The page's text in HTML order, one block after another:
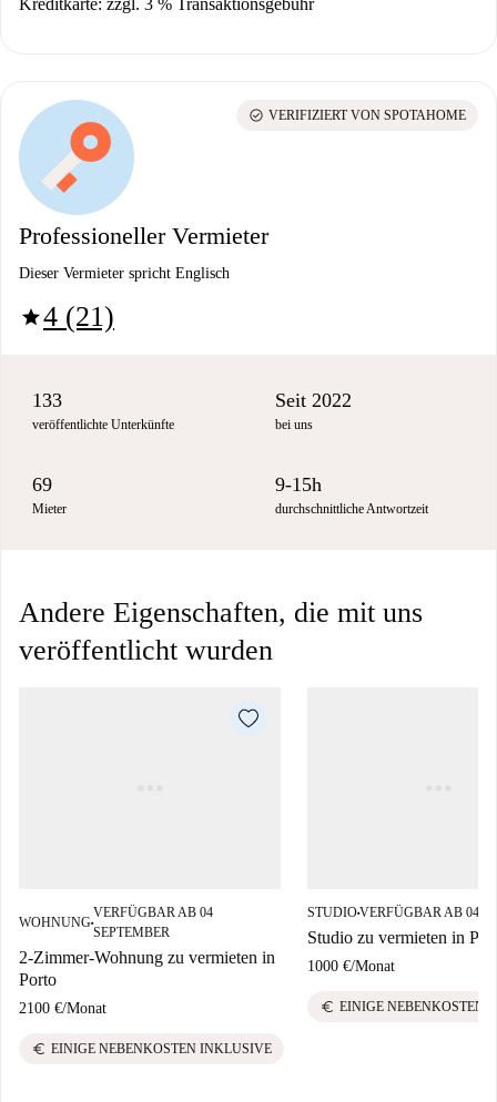
Kreditkarte: zzgl. 3 % Transaktionsgebühr
Professioneller Vermieter
Dieser Vermieter spricht Englisch
star4 (21)
check_circle VERIFIZIERT VON SPOTAHOME
133
veröffentlichte Unterkünfte
Seit 2022
bei uns
69
Mieter
9-15h
durchschnittliche Antwortzeit
Andere Eigenschaften, die mit uns
veröffentlicht wurden
WOHNUNG■
VERFÜGBAR AB 04
SEPTEMBER
2-Zimmer-Wohnung zu vermieten in
Porto
2100 €/Monat
euro EINIGE NEBENKOSTEN INKLUSIVE
STUDIO■VERFÜGBAR AB 04
Studio zu vermieten in
1000 €/Monat
euro EINIGE NEBENKOSTEN